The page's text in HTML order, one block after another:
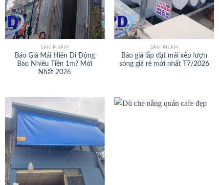
SẢN PHẨM
Báo Giá Mái Hiên Di Động
Bao Nhiêu Tiền 1m? Mới
Nhất 2026
SẢN PHẨM
Báo giá lắp đặt mái xếp lượn
sóng giá rẻ mới nhất T7/2026